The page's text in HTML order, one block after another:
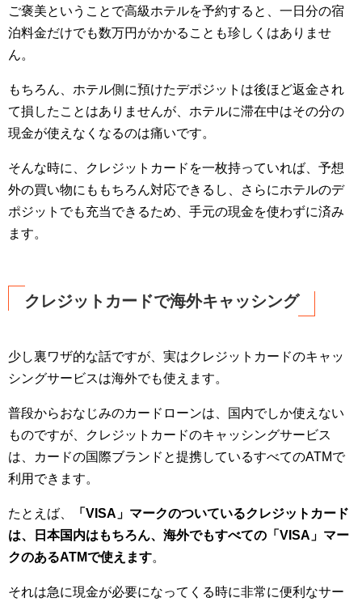
ご褒美ということで高級ホテルを予約すると、一日分の宿
泊料金だけでも数万円がかかることも珍しくはありませ
ん。
もちろん、ホテル側に預けたデポジットは後ほど返金され
て損したことはありませんが、ホテルに滞在中はその分の
現金が使えなくなるのは痛いです。
そんな時に、クレジットカードを一枚持っていれば、予想
外の買い物にももちろん対応できるし、さらにホテルのデ
ポジットでも充当できるため、手元の現金を使わずに済み
ます。
クレジットカードで海外キャッシング
少し裏ワザ的な話ですが、実はクレジットカードのキャッ
シングサービスは海外でも使えます。
普段からおなじみのカードローンは、国内でしか使えない
ものですが、クレジットカードのキャッシングサービス
は、カードの国際ブランドと提携しているすべてのATMで
利用できます。
たとえば、
「VISA」マークのついているクレジットカード
は、日本国内はもちろん、海外でもすべての「VISA」マー
クのあるATMで使えます。
それは急に現金が必要になってくる時に非常に便利なサー